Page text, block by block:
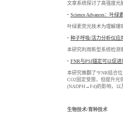
文章系统探讨了高强度光
• Science Advances：叶
叶绿素荧光技术为理解珊
• 种子呼吸/活力分析仪应
本研究利用新型系统检测
• FNR与PSI锚定可以促
本研究推翻了“FNR结合
CO2固定受限，但提升光
(NADPH→Fd)的影响，以
生物技术/育种技术